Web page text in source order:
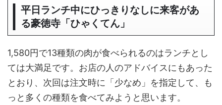
平日ランチ中にひっきりなしに来客があ
る豪徳寺「ひゃくてん」
1,580円で13種類の肉が食べられるのはランチとし
ては大満足です。お店の人のアドバイスにもあった
とおり、次回は注文時に「少なめ」を指定して、も
っと多くの種類を食べてみようと思います。